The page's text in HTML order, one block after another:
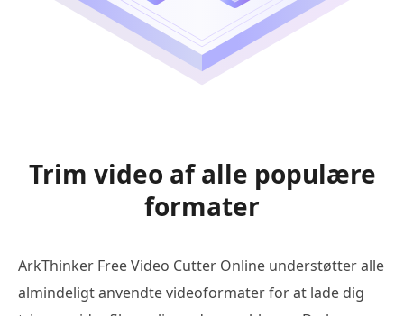
Trim video af alle populære
formater
ArkThinker Free Video Cutter Online understøtter alle
almindeligt anvendte videoformater for at lade dig